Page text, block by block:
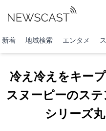
新着 地域検索 エンタメ
冷え冷えをキー
スヌーピーのス
シリーズ